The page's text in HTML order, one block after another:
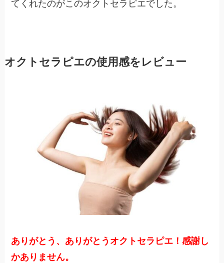
てくれたのがこのオクトセラピエでした。
オクトセラピエの使用感をレビュー
ありがとう、ありがとうオクトセラピエ！感謝し
かありません。